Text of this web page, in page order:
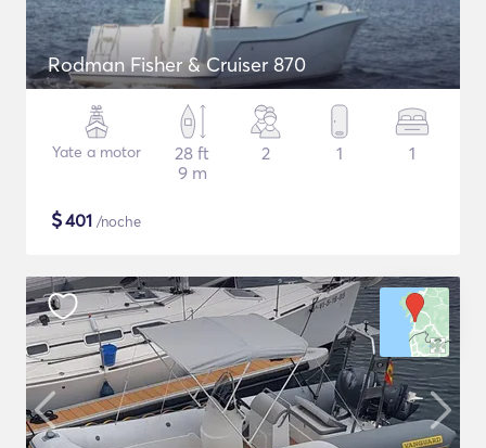
Rodman Fisher & Cruiser 870
Yate a motor
28 ft
9 m
2 1 1
$401 /noche